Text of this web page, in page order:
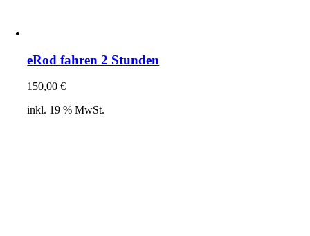
eRod fahren 2 Stunden
150,00€
inkl. 19 % MwSt.